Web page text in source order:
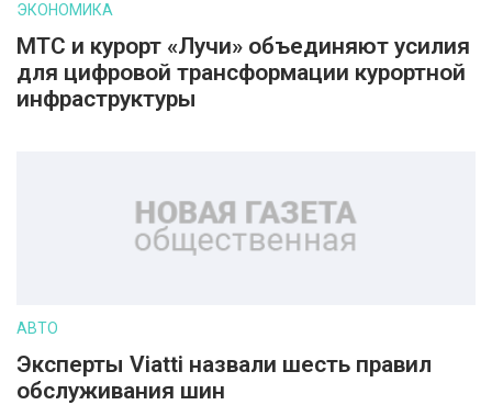
ЭКОНОМИКА
МТС и курорт «Лучи» объединяют усилия
для цифровой трансформации курортной
инфраструктуры
АВТО
Эксперты Viatti назвали шесть правил
обслуживания шин